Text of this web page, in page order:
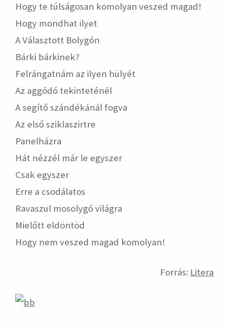
Hogy te túlságosan komolyan veszed magad!
Hogy mondhat ilyet
A Választott Bolygón
Bárki bárkinek?
Felrángatnám az ilyen hülyét
Az aggódó tekinteténél
A segítő szándékánál fogva
Az első sziklaszirtre
Panelházra
Hát nézzél már le egyszer
Csak egyszer
Erre a csodálatos
Ravaszul mosolygó világra
Mielőtt eldöntöd
Hogy nem veszed magad komolyan!
Forrás: Litera